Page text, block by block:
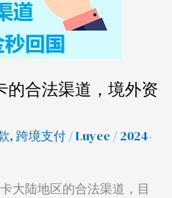
的合法渠道，境外资
, 跨境支付 /Luyee / 2024-
大陆地区的合法渠道，目